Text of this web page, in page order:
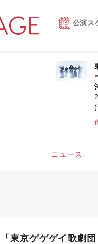
公演ス
ニュース
「東京ゲゲゲイ歌劇